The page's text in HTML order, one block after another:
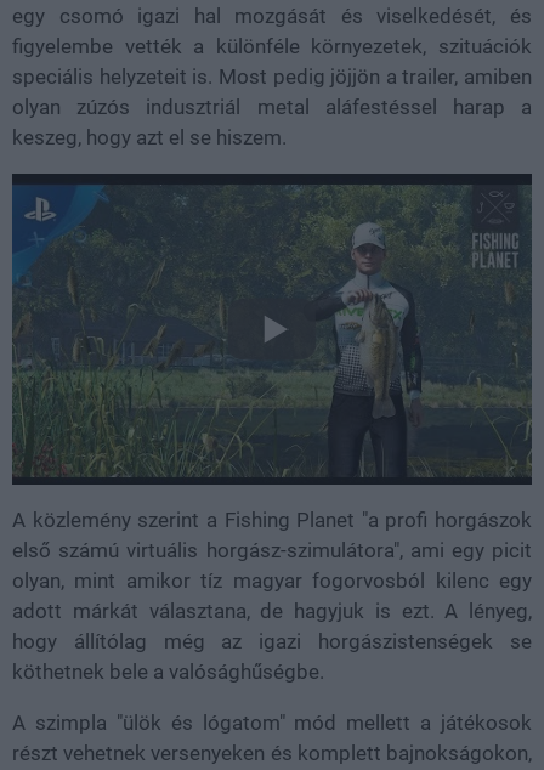
egy csomó igazi hal mozgását és viselkedését, és
figyelembe vették a különféle környezetek, szituációk
speciális helyzeteit is. Most pedig jöjjön a trailer, amiben
olyan zúzós indusztriál metal aláfestéssel harap a
keszeg, hogy azt el se hiszem.
A közlemény szerint a Fishing Planet "a profi horgászok
első számú virtuális horgász-szimulátora", ami egy picit
olyan, mint amikor tíz magyar fogorvosból kilenc egy
adott márkát választana, de hagyjuk is ezt. A lényeg,
hogy állítólag még az igazi horgászistenségek se
köthetnek bele a valósághűségbe.
A szimpla "ülök és lógatom" mód mellett a játékosok
részt vehetnek versenyeken és komplett bajnokságokon,